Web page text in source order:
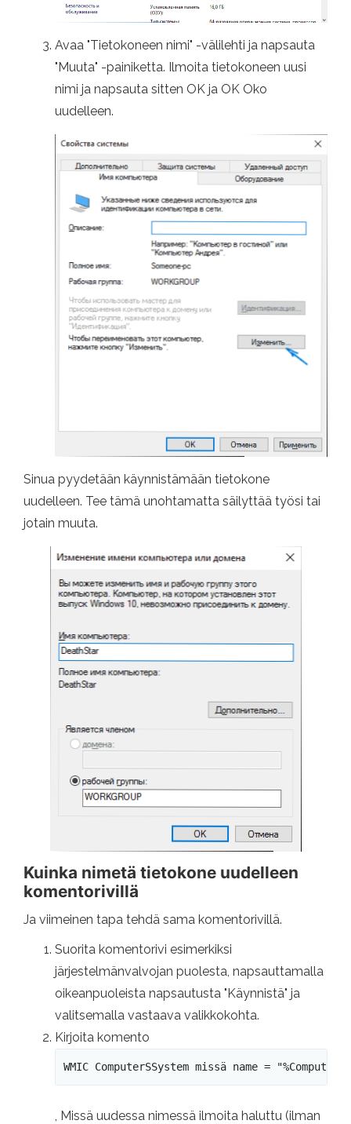
Avaa "Tietokoneen nimi" -välilehti ja napsauta
"Muuta" -painiketta. Ilmoita tietokoneen uusi
nimi ja napsauta sitten OK ja OK Oko
uudelleen.
Sinua pyydetään käynnistämään tietokone
uudelleen. Tee tämä unohtamatta säilyttää työsi tai
jotain muuta.
Kuinka nimetä tietokone uudelleen
komentorivillä
Ja viimeinen tapa tehdä sama komentorivillä.
Suorita komentorivi esimerkiksi
järjestelmänvalvojan puolesta, napsauttamalla
oikeanpuoleista napsautusta "Käynnistä" ja
valitsemalla vastaava valikkokohta.
Kirjoita komento
WMIC ComputerSSystem missä name =
, Missä uudessa nimessä ilmoita haluttu (ilman